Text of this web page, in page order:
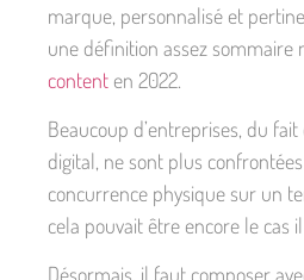
marque, personnalisé et
une définition assez sommaire
content en 2022.
Beaucoup d’entreprises, du
digital, ne sont plus
concurrence physique sur un
cela pouvait être encore le cas
Désormais, il faut composer